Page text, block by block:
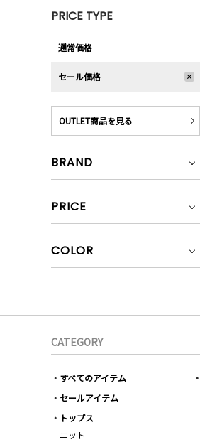
PRICE TYPE
通常価格
セール価格
OUTLET商品を見る
BRAND
PRICE
COLOR
CATEGORY
すべてのアイテム
セールアイテム
トップス
ニット